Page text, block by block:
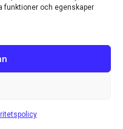
funktioner och egenskaper
Möbler AB